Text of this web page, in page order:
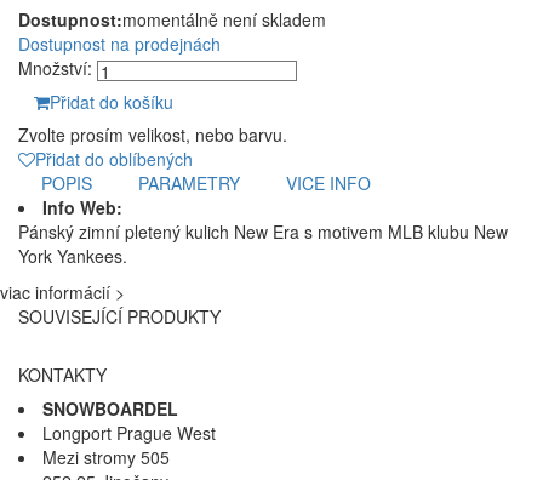
Dostupnost:momentálně není skladem
Dostupnost na prodejnách
Množství:
Přidat do košíku
Zvolte prosím velikost, nebo barvu.
Přidat do oblíbených
POPIS
PARAMETRY
VICE INFO
Info Web:
Pánský zimní pletený kulich New Era s motivem MLB klubu New
York Yankees.
viac informácií >
SOUVISEJÍCÍ PRODUKTY
KONTAKTY
SNOWBOARDEL
Longport Prague West
Mezi stromy 505